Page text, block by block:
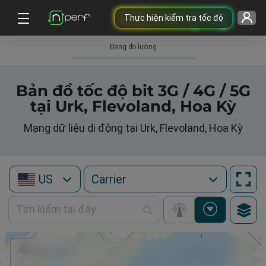
Thực hiện kiểm tra tốc độ
Đang đo lường
Bản đồ tốc độ bit 3G / 4G / 5G
tại Urk, Flevoland, Hoa Kỳ
Mạng dữ liệu di động tại Urk, Flevoland, Hoa Kỳ
US